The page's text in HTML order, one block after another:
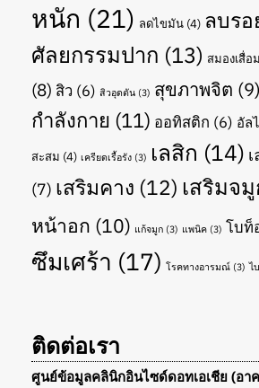
หนัก (21) ลดไขมัน (4) ลบรอ
ศัลยกรรมปาก (13) สมองเสื่อม
(8) สิว (6) สิวอุดตัน (3) สุขภาพจิต (9)
กำลังกาย (11) ออทิสติก (6) อัล
สะสม (4) เครียดเรื้อรัง (3) เลสิก (14)
(7) เสริมคาง (12) เสริมจ
หน้าอก (10) แก้จมูก (3) แพนิค (3) โบท็
ซึมเศร้า (17) โรคทางอารมณ์ (3) ไ
ติดต่อเรา
ศูนย์ข้อมูลคลินิกอินไซด์ดอทเอเชีย (อา